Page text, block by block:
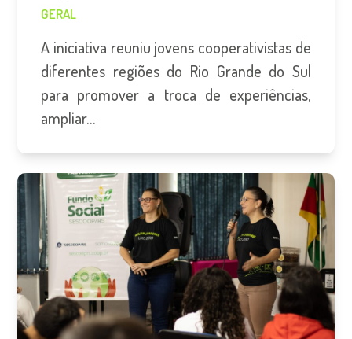
GERAL
A iniciativa reuniu jovens cooperativistas de
diferentes regiões do Rio Grande do Sul
para promover a troca de experiências,
ampliar…